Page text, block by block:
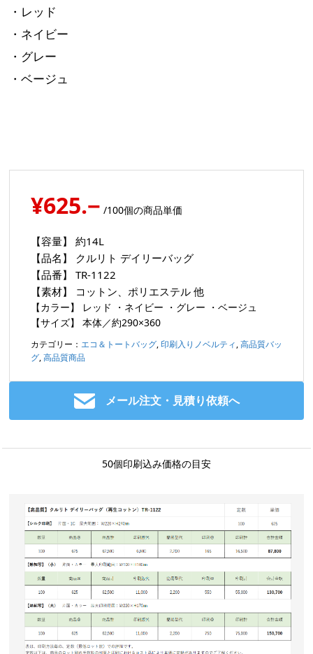
・レッド
・ネイビー
・グレー
・ベージュ
¥625.− /100個の商品単価
【容量】
約14L
【品名】
クルリト デイリーバッグ
【品番】
TR-1122
【素材】
コットン、ポリエステル 他
【カラー】
レッド ・ネイビー ・グレー ・ベージュ
【サイズ】
本体／約290×360
カテゴリー： エコ＆トートバッグ,印刷入りノベルティ,高品質バッ
グ,高品質商品
メール注文・見積り依頼へ
50個印刷込み価格の目安